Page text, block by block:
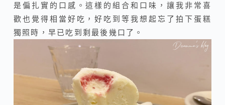
是偏扎實的口感。這樣的組合和口味，讓我非常喜
歡也覺得相當好吃，好吃到等我想起忘了拍下蛋糕
獨照時，早已吃到剩最後幾口了。